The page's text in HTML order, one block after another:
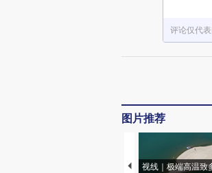
评论仅代
图片推荐
视线｜极端高温致